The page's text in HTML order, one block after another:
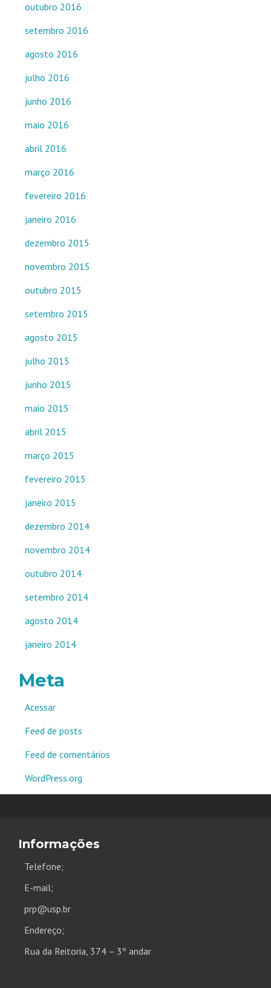
outubro 2016
setembro 2016
agosto 2016
julho 2016
junho 2016
maio 2016
abril 2016
março 2016
fevereiro 2016
janeiro 2016
dezembro 2015
novembro 2015
outubro 2015
setembro 2015
agosto 2015
julho 2015
junho 2015
maio 2015
abril 2015
março 2015
fevereiro 2015
janeiro 2015
dezembro 2014
novembro 2014
outubro 2014
setembro 2014
agosto 2014
janeiro 2014
Meta
Acessar
Feed de posts
Feed de comentários
WordPress.org
Informações
Telefone;
E-mail;
prp@usp.br
Endereço;
Rua da Reitoria, 374 – 3º andar